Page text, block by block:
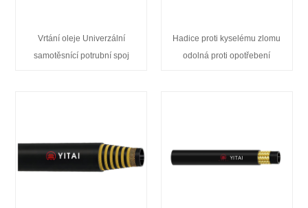
Vrtání oleje Univerzální
samotěsnící potrubní spoj
Hadice proti kyselému zlomu
odolná proti opotřebení